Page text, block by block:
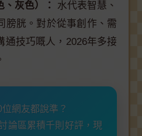
灰色）：
水代表智慧、
膀胱。對於從事創作、需
通技巧嘅人，2026年多接
網友都說準？
論區累積千則好評，現